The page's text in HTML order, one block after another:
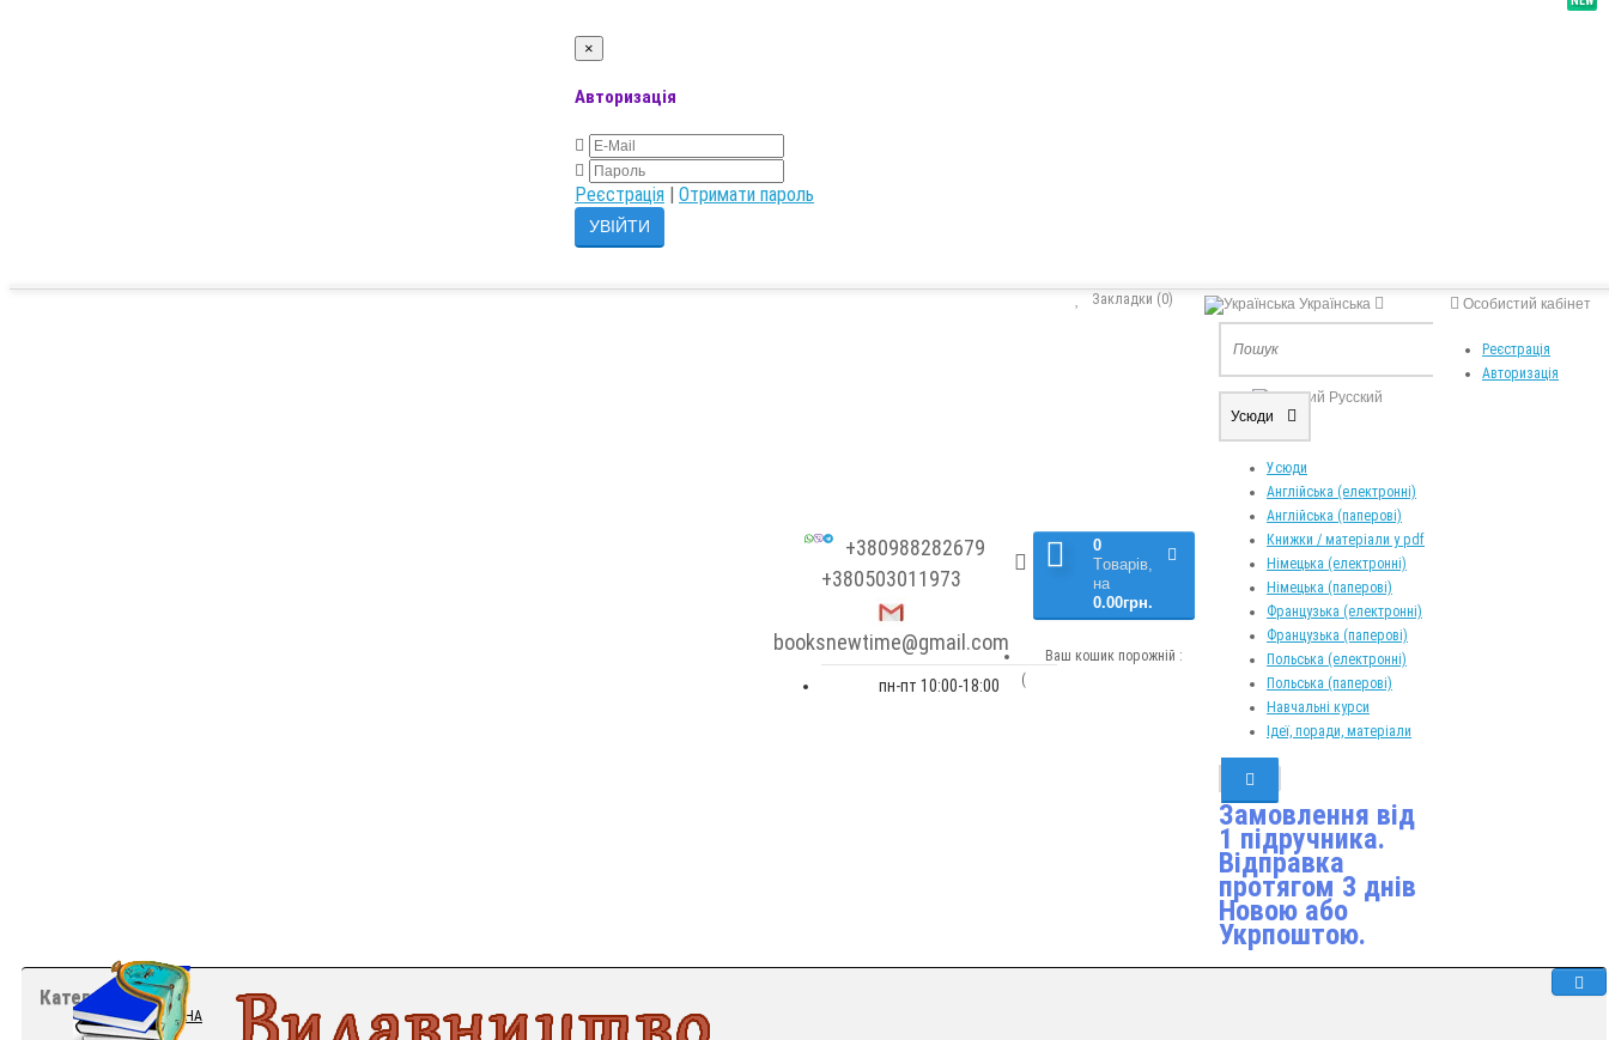
×
Авторизація
Реєстрація | Отримати пароль
Особистий кабінет
Реєстрація
Авторизація
Українська
Русский
Закладки (0)
+380988282679
+380503011973
booksnewtime@gmail.com
пн-пт 10:00-18:00
0
Tоварів,
на
0.00грн.
Ваш кошик порожній :
(
Усюди
Усюди
Англійська (електронні)
Англійська (паперові)
Книжки / матеріали у pdf
Німецька (електронні)
Німецька (паперові)
Французька (електронні)
Французька (паперові)
Польська (електронні)
Польська (паперові)
Навчальні курси
Ідеї, поради, матеріали
Замовлення від
1 підручника.
Відправка
протягом 3 днів
Новою або
Укрпоштою.
Категорії
ГОЛОВНА